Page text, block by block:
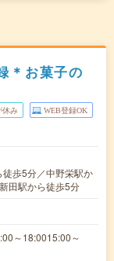
＊お菓子の
休み WEB登録OK
歩5分／中野栄駅か
田駅から徒歩5分
～18:0015:00～